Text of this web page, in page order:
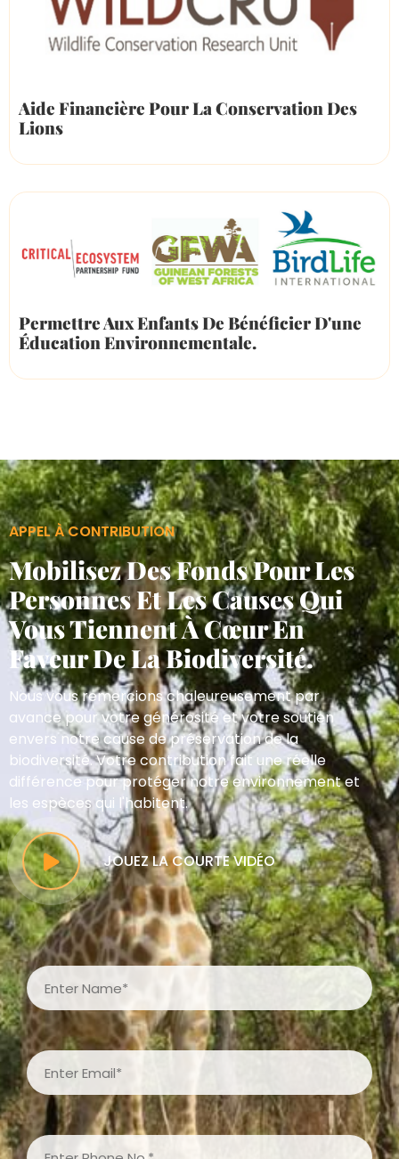
Aide Financière Pour La Conservation Des
Lions
Permettre Aux Enfants De Bénéficier D'une
Éducation Environnementale.
APPEL À CONTRIBUTION
Mobilisez Des Fonds Pour Les
Personnes Et Les Causes Qui
Vous Tiennent À Cœur En
Faveur De La Biodiversité.
Nous vous remercions chaleureusement par
avance pour votre générosité et votre soutien
envers notre cause de préservation de la
biodiversité. Votre contribution fait une réelle
différence pour protéger notre environnement et
les espèces qui l'habitent.
JOUEZ LA COURTE VIDÉO